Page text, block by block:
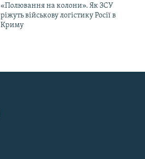
«Полювання на колони». Як ЗСУ
ріжуть військову логістику Росії в
Криму